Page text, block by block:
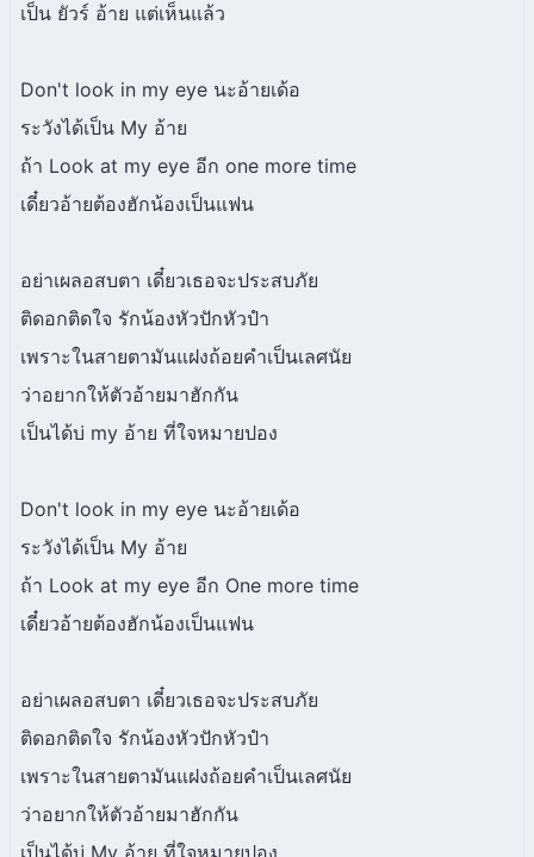
เป็น ยัวร์ อ้าย แต่เห็นแล้ว
Don't look in my eye นะอ้ายเด้อ
ระวังได้เป็น My อ้าย
ถ้า Look at my eye อีก one more time
เดี๋ยวอ้ายต้องฮักน้องเป็นแฟน
อย่าเผลอสบตา เดี๋ยวเธอจะประสบภัย
ติดอกติดใจ รักน้องหัวปักหัวปำ
เพราะในสายตามันแฝงถ้อยคำเป็นเลศนัย
ว่าอยากให้ตัวอ้ายมาฮักกัน
เป็นได้บ่ my อ้าย ที่ใจหมายปอง
Don't look in my eye นะอ้ายเด้อ
ระวังได้เป็น My อ้าย
ถ้า Look at my eye อีก One more time
เดี๋ยวอ้ายต้องฮักน้องเป็นแฟน
อย่าเผลอสบตา เดี๋ยวเธอจะประสบภัย
ติดอกติดใจ รักน้องหัวปักหัวปำ
เพราะในสายตามันแฝงถ้อยคำเป็นเลศนัย
ว่าอยากให้ตัวอ้ายมาฮักกัน
เป็นได้บ่ My อ้าย ที่ใจหมายปอง